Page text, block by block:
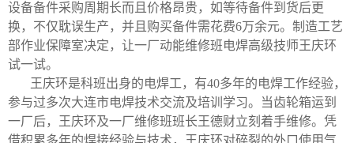
设备备件采购周期长而且价格昂贵，如等待备件到货后更
换，不仅耽误生产，并且购买备件需花费6万余元。制造工艺
部作业保障室决定，让一厂动能维修班电焊高级技师王庆环
试一试。
王庆环是科班出身的电焊工，有40多年的电焊工作经验，
参与过多次大连市电焊技术交流及培训学习。当齿轮箱运到
一厂后，王庆环及一厂维修班班长王德财立刻着手维修。凭
借积累多年的焊接经验与技术，王庆环对碎裂的外口使用气